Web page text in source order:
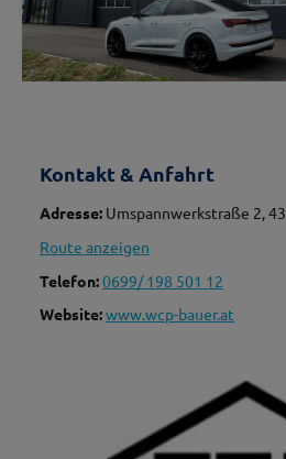
Kontakt & Anfahrt
Adresse: Umspannwerkstraße 2,
Route anzeigen
Telefon:0699/ 198 501 12
Website:www.wcp-bauer.at